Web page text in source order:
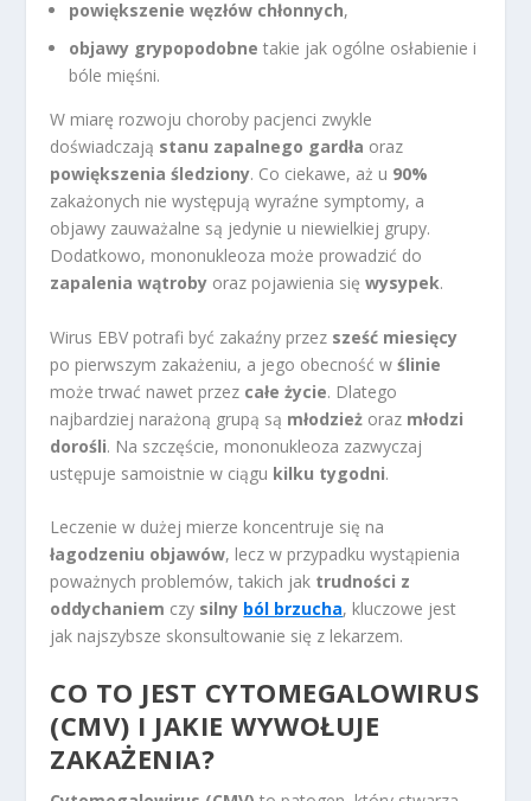
powiększenie węzłów chłonnych,
objawy grypopodobne takie jak ogólne osłabienie i
bóle mięśni.
W miarę rozwoju choroby pacjenci zwykle
doświadczają stanu zapalnego gardła oraz
powiększenia śledziony. Co ciekawe, aż u 90%
zakażonych nie występują wyraźne symptomy, a
objawy zauważalne są jedynie u niewielkiej grupy.
Dodatkowo, mononukleoza może prowadzić do
zapalenia wątroby oraz pojawienia sięwysypek.
Wirus EBV potrafi być zakaźny przez sześć miesięcy
po pierwszym zakażeniu, a jego obecność wślinie
może trwać nawet przez całe życie. Dlatego
najbardziej narażoną grupą są młodzież oraz młodzi
dorośli. Na szczęście, mononukleoza zazwyczaj
ustępuje samoistnie w ciągu kilku tygodni.
Leczenie w dużej mierze koncentruje się na
łagodzeniu objawów, lecz w przypadku wystąpienia
poważnych problemów, takich jak trudności z
oddychaniem czy silny ból brzucha, kluczowe jest
jak najszybsze skonsultowanie się z lekarzem.
CO TO JEST CYTOMEGALOWIRUS
(CMV) I JAKIE WYWOŁUJE
ZAKAŻENIA?